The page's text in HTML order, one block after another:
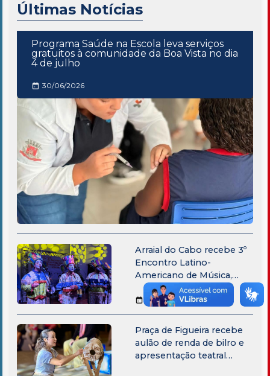
Últimas Notícias
Programa Saúde na Escola leva serviços
gratuitos à comunidade da Boa Vista no dia
4 de julho
30/06/2026
Arraial do Cabo recebe 3º
Encontro Latino-
Americano de Música,
Dança e Coros
27/06/2026
Praça de Figueira recebe
aulão de renda de bilro e
apresentação teatral